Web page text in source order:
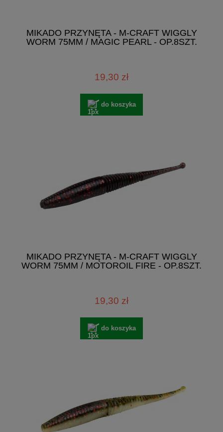
MIKADO PRZYNĘTA - M-CRAFT WIGGLY
WORM 75MM / MAGIC PEARL - OP.8SZT.
19,30 zł
do koszyka
MIKADO PRZYNĘTA - M-CRAFT WIGGLY
WORM 75MM / MOTOROIL FIRE - OP.8SZT.
19,30 zł
do koszyka